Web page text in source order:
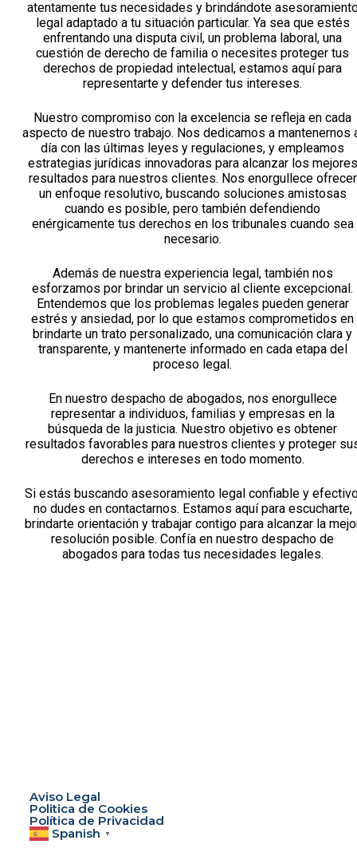
atentamente tus necesidades y brindándote
legal adaptado a tu situación particular. Ya sea que estés
enfrentando una disputa civil, un problema laboral, una
cuestión de derecho de familia o necesites proteger tus
derechos de propiedad intelectual, estamos aquí para
representarte y defender tus intereses.
Nuestro compromiso con la excelencia se refleja en cada
aspecto de nuestro trabajo. Nos dedicamos a mantenernos
día con las últimas leyes y regulaciones, y empleamos
estrategias jurídicas innovadoras para alcanzar los mejores
resultados para nuestros clientes. Nos enorgullece ofrecer
un enfoque resolutivo, buscando soluciones amistosas
cuando es posible, pero también defendiendo
enérgicamente tus derechos en los tribunales cuando sea
necesario.
Además de nuestra experiencia legal, también nos
esforzamos por brindar un servicio al cliente excepcional.
Entendemos que los problemas legales pueden generar
estrés y ansiedad, por lo que estamos comprometidos en
brindarte un trato personalizado, una comunicación clara y
transparente, y mantenerte informado en cada etapa del
proceso legal.
En nuestro despacho de abogados, nos enorgullece
representar a individuos, familias y empresas en la
búsqueda de la justicia. Nuestro objetivo es obtener
resultados favorables para nuestros clientes y proteger
derechos e intereses en todo momento.
Si estás buscando asesoramiento legal confiable y
no dudes en contactarnos. Estamos aquí para escucharte,
brindarte orientación y trabajar contigo para alcanzar la
resolución posible. Confía en nuestro despacho de
abogados para todas tus necesidades legales.
Aviso Legal
Politica de Cookies
Política de Privacidad
Spanish
▼